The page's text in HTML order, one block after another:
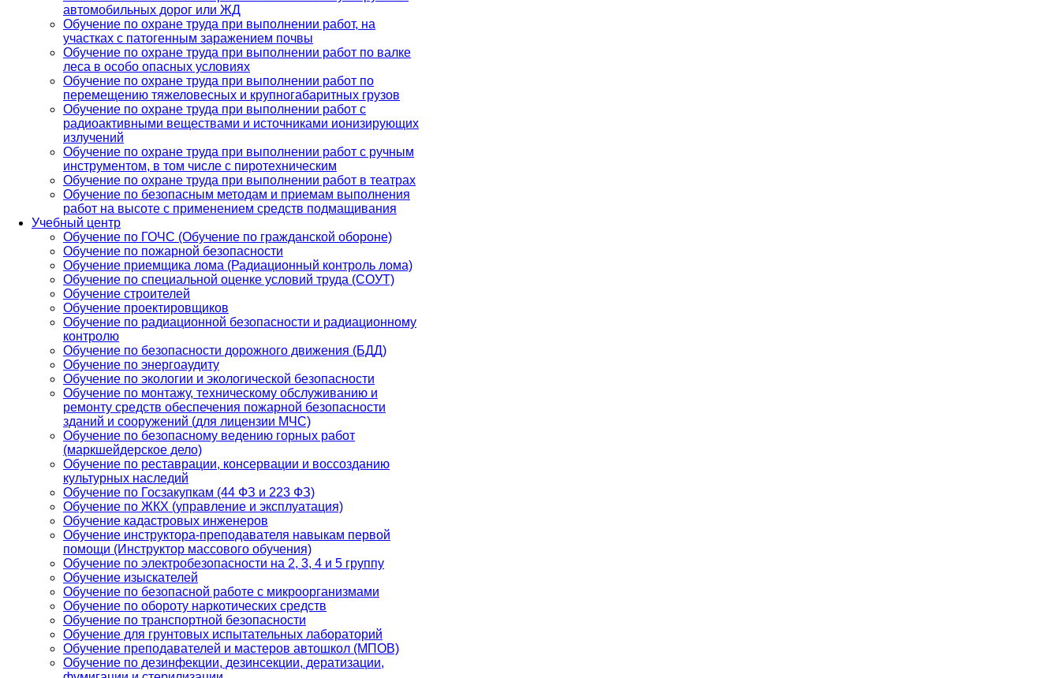
автомобильных дорог или ЖД
Обучение по охране труда при выполнении работ, на
участках с патогенным заражением почвы
Обучение по охране труда при выполнении работ по валке
леса в особо опасных условиях
Обучение по охране труда при выполнении работ по
перемещению тяжеловесных и крупногабаритных грузов
Обучение по охране труда при выполнении работ с
радиоактивными веществами и источниками ионизирующих
излучений
Обучение по охране труда при выполнении работ с ручным
инструментом, в том числе с пиротехническим
Обучение по охране труда при выполнении работ в театрах
Обучение по безопасным методам и приемам выполнения
работ на высоте с применением средств подмащивания
Учебный центр
Обучение по ГОЧС (Обучение по гражданской обороне)
Обучение по пожарной безопасности
Обучение приемщика лома (Радиационный контроль лома)
Обучение по специальной оценке условий труда (СОУТ)
Обучение строителей
Обучение проектировщиков
Обучение по радиационной безопасности и радиационному
контролю
Обучение по безопасности дорожного движения (БДД)
Обучение по энергоаудиту
Обучение по экологии и экологической безопасности
Обучение по монтажу, техническому обслуживанию и
ремонту средств обеспечения пожарной безопасности
зданий и сооружений (для лицензии МЧС)
Обучение по безопасному ведению горных работ
(маркшейдерское дело)
Обучение по реставрации, консервации и воссозданию
культурных наследий
Обучение по Госзакупкам (44 ФЗ и 223 ФЗ)
Обучение по ЖКХ (управление и эксплуатация)
Обучение кадастровых инженеров
Обучение инструктора-преподавателя навыкам первой
помощи (Инструктор массового обучения)
Обучение по электробезопасности на 2, 3, 4 и 5 группу
Обучение изыскателей
Обучение по безопасной работе с микроорганизмами
Обучение по обороту наркотических средств
Обучение по транспортной безопасности
Обучение для грунтовых испытательных лабораторий
Обучение преподавателей и мастеров автошкол (МПОВ)
Обучение по дезинфекции, дезинсекции, дератизации,